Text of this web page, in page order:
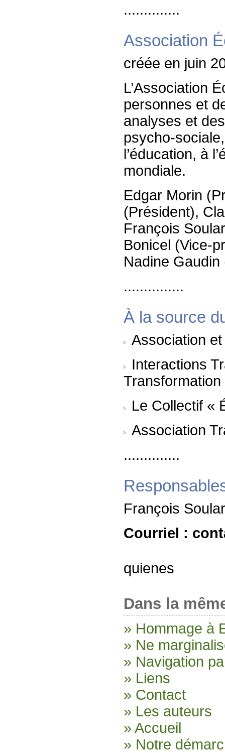
..............
Association
créée en juin
L’Association
personnes et
analyses et
psycho-
l’éducation, à
mondiale.
Edgar Morin
(Président),
François
Bonicel (Vice-
Nadine
...............
À la source
Association
Interactions
Le Collectif «
Association
..............
François
Courriel :
quienes
Dans la
» Hommage à
» Ne
» Navigation
» Liens
» Contact
» Les auteurs
» Accueil
» Notre